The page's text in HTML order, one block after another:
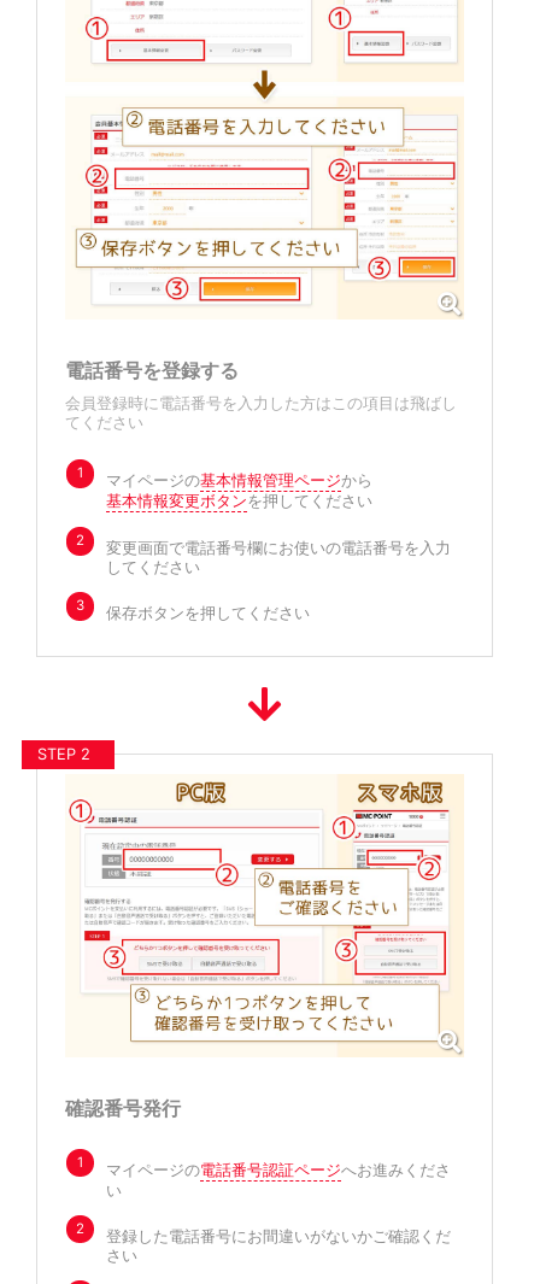
電話番号を登録する
会員登録時に電話番号を入力した方はこの項目は飛ばし
てください
1 マイページの基本情報管理ページから
基本情報変更ボタンを押してください
2
変更画面で電話番号欄にお使いの電話番号を入力
してください
3 保存ボタンを押してください
STEP 2
確認番号発行
1 マイページの電話番号認証ページへお進みくださ
い
2
登録した電話番号にお間違いがないかご確認くだ
さい